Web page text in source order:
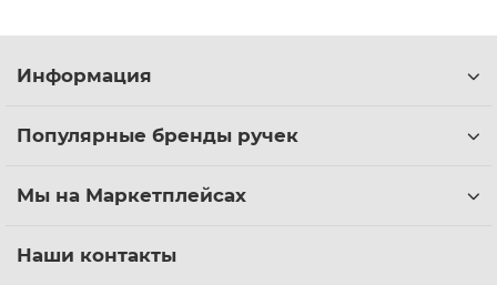
Информация
Популярные бренды ручек
Мы на Маркетплейсах
Наши контакты